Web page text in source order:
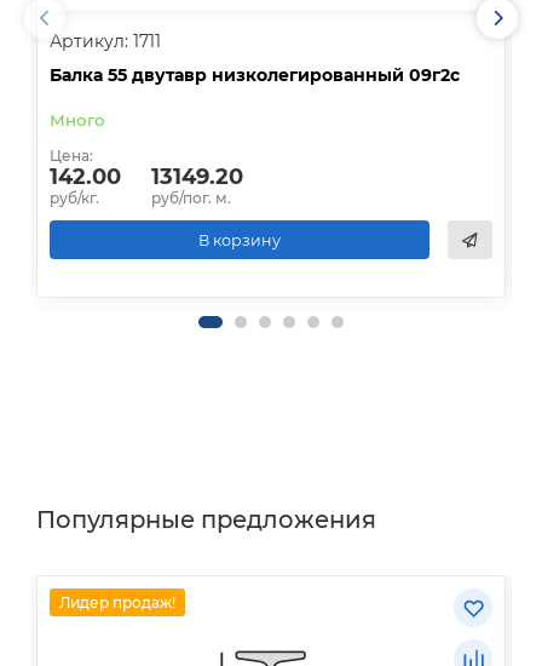
Артикул: 1711
Балка 55 двутавр низколегированный 09г2с
Много
Цена:
142.00
руб/кг.
13149.20
руб/пог. м.
В корзину
Популярные предложения
Лидер продаж!